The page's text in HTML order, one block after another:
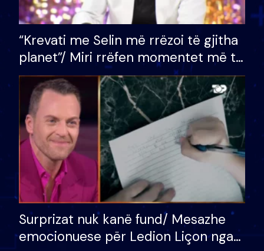
“Krevati me Selin më rrëzoi të gjitha
planet”/ Miri rrëfen momentet më të
bukura në shtëpinë e BB VIP: Do më
mungojë zilja e mëngjesit kur…
Surprizat nuk kanë fund/ Mesazhe
emocionuese për Ledion Liçon nga